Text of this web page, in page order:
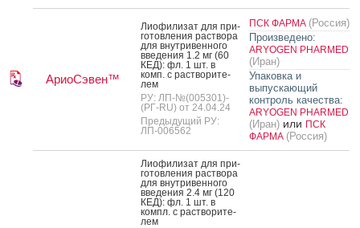
АриоСэвен™
Ли­офи­лизат для при­
готов­ле­ния рас­тво­ра
для внут­ри­вен­но­го
вве­дения 1.2 мг (60
КЕД): фл. 1 шт. в
комп. с рас­тво­рите­
лем
РУ: ЛП-№(005301)-
(РГ-RU) от 24.04.24
Предыдущий РУ:
ЛП-006562
ПСК ФАРМА (Россия)
Произведено:
ARYOGEN PHARMED
(Иран)
Упаковка и
выпускающий
контроль качества:
ARYOGEN PHARMED
(Иран) или ПСК
ФАРМА (Россия)
Ли­офи­лизат для при­
готов­ле­ния рас­тво­ра
для внут­ри­вен­но­го
вве­дения 2.4 мг (120
КЕД): фл. 1 шт. в
компл. с рас­тво­рите­
лем